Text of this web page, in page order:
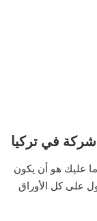
شركة في تركيا
عليك هو أن يكون
على كل الأوراق